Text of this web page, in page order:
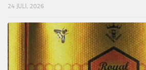
24 JULI, 2026